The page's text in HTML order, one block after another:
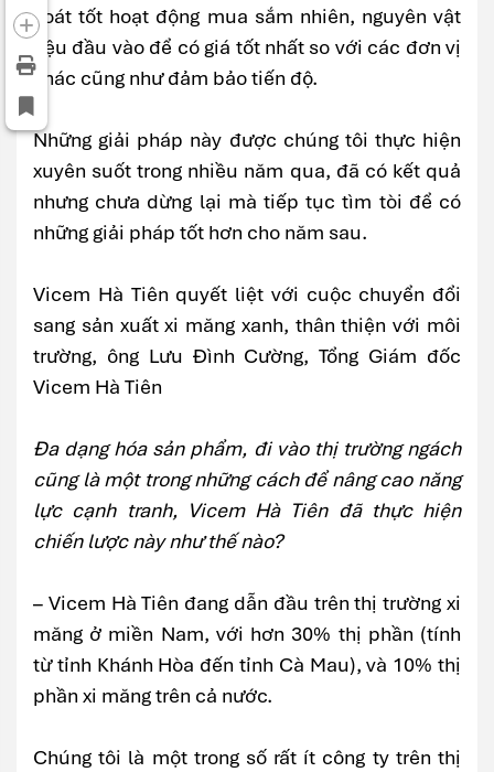
soát tốt hoạt động mua sắm nhiên, nguyên vật
liệu đầu vào để có giá tốt nhất so với các đơn vị
khác cũng như đảm bảo tiến độ.
Những giải pháp này được chúng tôi thực hiện
xuyên suốt trong nhiều năm qua, đã có kết quả
nhưng chưa dừng lại mà tiếp tục tìm tòi để có
những giải pháp tốt hơn cho năm sau.
Vicem Hà Tiên quyết liệt với cuộc chuyển đổi
sang sản xuất xi măng xanh, thân thiện với môi
trường, ông Lưu Đình Cường, Tổng Giám đốc
Vicem Hà Tiên
Đa dạng hóa sản phẩm, đi vào thị trường ngách
cũng là một trong những cách để nâng cao năng
lực cạnh tranh, Vicem Hà Tiên đã thực hiện
chiến lược này như thế nào?
– Vicem Hà Tiên đang dẫn đầu trên thị trường xi
măng ở miền Nam, với hơn 30% thị phần (tính
từ tỉnh Khánh Hòa đến tỉnh Cà Mau), và 10% thị
phần xi măng trên cả nước.
Chúng tôi là một trong số rất ít công ty trên thị